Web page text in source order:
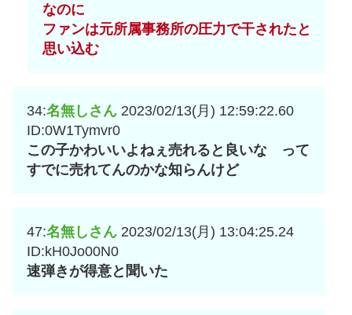
なのに
ファンは元所属事務所の圧力で干されたと
思い込む
34:名無しさん 2023/02/13(月) 12:59:22.60
ID:0W1Tymvr0
この子かわいいよねぇ売れると良いな って
すでに売れてんのかな知らんけど
47:名無しさん 2023/02/13(月) 13:04:25.24
ID:kH0Jo00N0
速弾きが得意と聞いた